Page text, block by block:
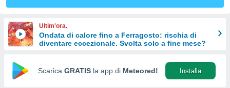
di
Web
Ultim'ora.
Ondata di calore fino a Ferragosto: rischia di
diventare eccezionale. Svolta solo a fine mese?
Scarica GRATIS la app di Meteored! Installa